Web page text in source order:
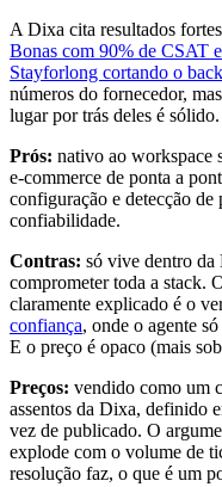
A Dixa cita resultados
Bonas com 90% de CSAT
Stayforlong cortando o
números do fornecedor,
lugar por trás deles é sólido.
Prós: nativo ao workspace
e-commerce de ponta a
configuração e detecção de
confiabilidade.
Contras: só vive dentro da
comprometer toda a stack.
claramente explicado é o
confiança, onde o agente
E o preço é opaco (mais
Preços: vendido como um
assentos da Dixa, definido
vez de publicado. O
explode com o volume de
resolução faz, o que é um